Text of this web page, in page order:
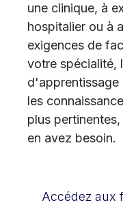
une clinique, à
hospitalier ou à
exigences de
votre spécialité,
d'apprentissage
les
plus
en avez besoin.
Accédez aux